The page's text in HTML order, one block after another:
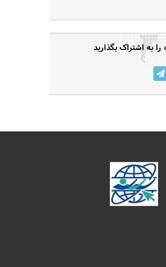
اشتراک بگذارید